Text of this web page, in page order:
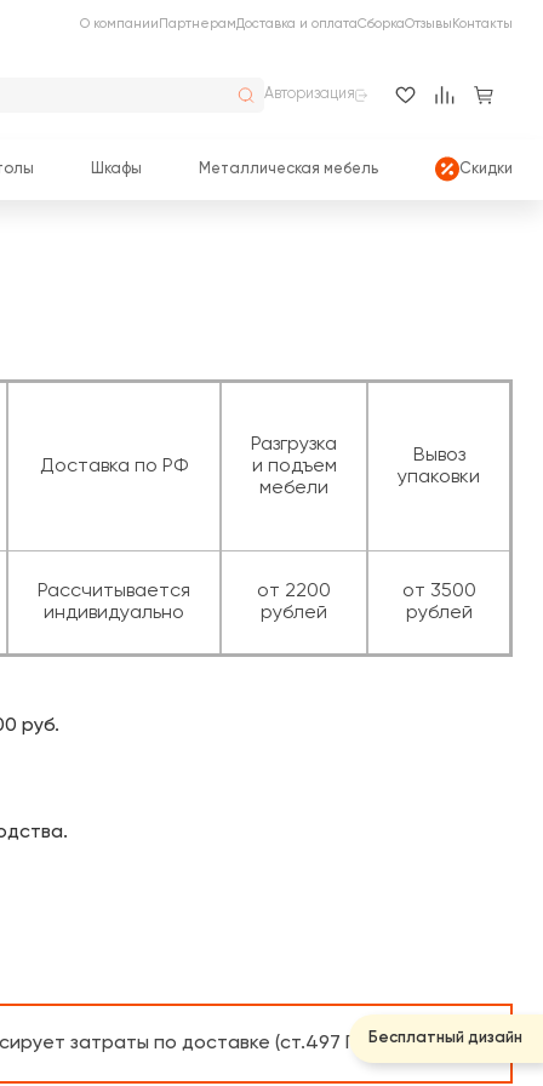
О компании ПартнерамДоставка и оплатаСборкаОтзывы Контакты
Авторизация
Шкафы Металлическая мебель Скидки
Доставка по РФ
Разгрузка
и подъем
мебели
Вывоз
упаковки
Рассчитывается
индивидуально
от 2200
рублей
от 3500
рублей
руб.
затраты по доставке (ст.497 ГК РФ).Бесплатный дизайн